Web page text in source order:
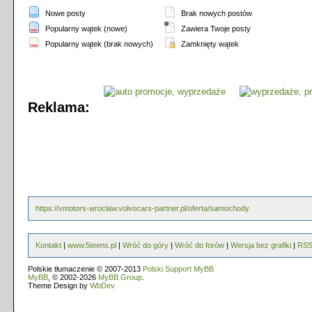
Nowe posty
Popularny wątek (nowe)
Popularny wątek (brak nowych)
Brak nowych postów
Zawiera Twoje posty
Zamknięty wątek
Reklama:
https://vmotors-wroclaw.volvocars-partner.pl/oferta/samochody
Kontakt | www.5teens.pl | Wróć do góry | Wróć do forów | Wersja bez grafiki | RSS
Polskie tłumaczenie © 2007-2013 Polski Support MyBB
MyBB , © 2002-2026 MyBB Group
Theme Design by WbDev